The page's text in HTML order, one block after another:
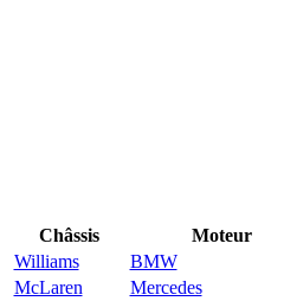
Châssis Moteur
Williams BMW
McLaren Mercedes